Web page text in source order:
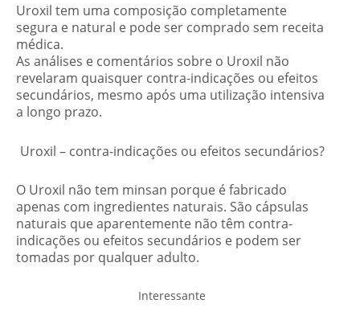
Uroxil tem uma composição completamente
segura e natural e pode ser comprado sem receita
médica.
As análises e comentários sobre o Uroxil não
revelaram quaisquer contra-indicações ou efeitos
secundários, mesmo após uma utilização intensiva
a longo prazo.
Uroxil – contra-indicações ou efeitos secundários?
O Uroxil não tem minsan porque é fabricado
apenas com ingredientes naturais. São cápsulas
naturais que aparentemente não têm contra-
indicações ou efeitos secundários e podem ser
tomadas por qualquer adulto.
Interessante